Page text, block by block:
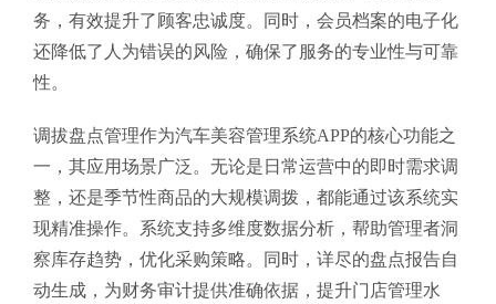
务，有效提升了顾客忠诚度。同时，会员档案的电子化
还降低了人为错误的风险，确保了服务的专业性与可靠
性。
调拔盘点管理作为汽车美容管理系统APP的核心功能之
一，其应用场景广泛。无论是日常运营中的即时需求调
整，还是季节性商品的大规模调拨，都能通过该系统实
现精准操作。系统支持多维度数据分析，帮助管理者洞
察库存趋势，优化采购策略。同时，详尽的盘点报告自
动生成，为财务审计提供准确依据，提升门店管理水